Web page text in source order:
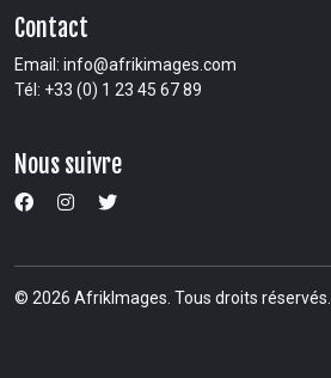
Contact
Email: info@afrikimages.com
Tél: +33 (0) 1 23 45 67 89
Nous suivre
© 2026 AfrikImages. Tous droits réservés.